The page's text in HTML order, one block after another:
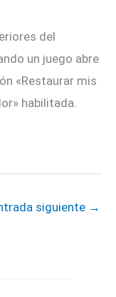
del
un juego abre
«Restaurar mis
habilitada.
siguiente →